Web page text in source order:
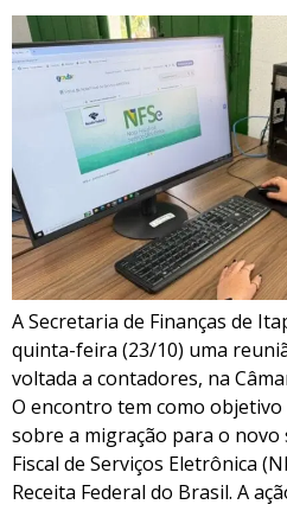
A Secretaria de Finanças de
quinta-feira (23/10) uma
voltada a contadores, na
O encontro tem como
sobre a migração para o
Fiscal de Serviços Eletrônica
Receita Federal do Brasil. A